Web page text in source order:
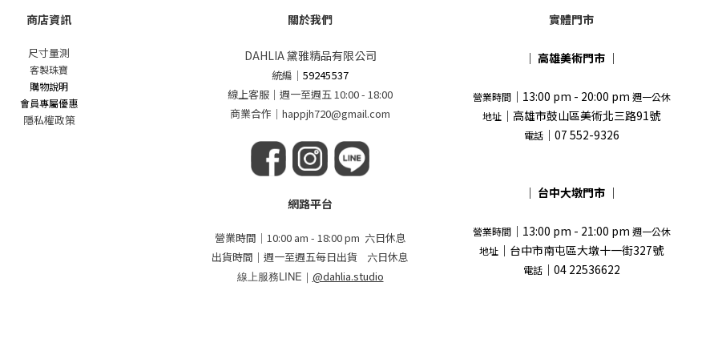
商店資訊
尺寸量測
客製珠寶
購物說明
會員專屬優惠
隱私權政策
關於我們
DAHLIA 黛雅精品有限公司
統編 ｜59245537
線上客服｜週一至週五 10:00 - 18:00
商業合作｜happjh720@gmail.com
網路平台
營業時間｜10:00 am - 18:00 pm 六日休息
出貨時間｜週一至週五每日出貨 六日休息
線上服務LINE｜ @dahlia.studio
實體門市
｜ 高雄美術門市 ｜
營業時間｜13:00 pm - 20:00 pm 週一公休
地址 ｜高雄市鼓山區美術北三路91號
電話｜07 552-9326
｜ 台中大墩門市 ｜
營業時間｜13:00 pm - 21:00 pm 週一公休
地址 ｜台中市南屯區大墩十一街327號
電話｜04 22536622